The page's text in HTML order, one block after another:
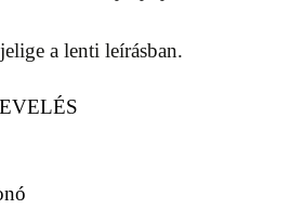
a lenti leírásban.